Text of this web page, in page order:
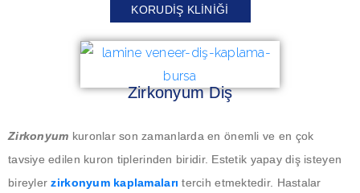
KORUDIŞ KLINIĞI
Zirkonyum Diş
Zirkonyum kuronlar son zamanlarda en önemli ve en çok
tavsiye edilen kuron tiplerinden biridir. Estetik yapay diş isteyen
bireylerzirkonyum kaplamaları tercih etmektedir. Hastalar